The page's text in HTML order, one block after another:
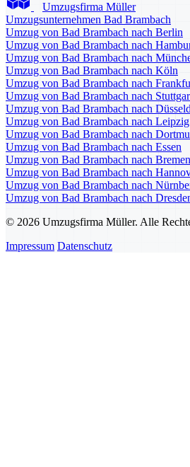
Umzugsfirma Müller
Umzugsunternehmen Bad Brambach
Umzug von Bad Brambach nach Berlin
Umzug von Bad Brambach nach
Umzug von Bad Brambach nach
Umzug von Bad Brambach nach Köln
Umzug von Bad Brambach nach
Umzug von Bad Brambach nach
Umzug von Bad Brambach nach
Umzug von Bad Brambach nach Leipzig
Umzug von Bad Brambach nach
Umzug von Bad Brambach nach Essen
Umzug von Bad Brambach nach Bremen
Umzug von Bad Brambach nach
Umzug von Bad Brambach nach
Umzug von Bad Brambach nach
© 2026 Umzugsfirma Müller. Alle
Impressum Datenschutz